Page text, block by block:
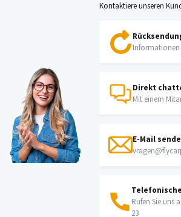
Kontaktiere unseren
Informationen
Direkt
Mit einem
E-Mail
Rufen Sie uns
23